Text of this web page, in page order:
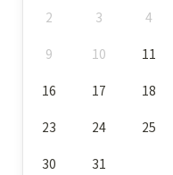
2 3 4
9 10 11
16 17 18
23 24 25
30 31